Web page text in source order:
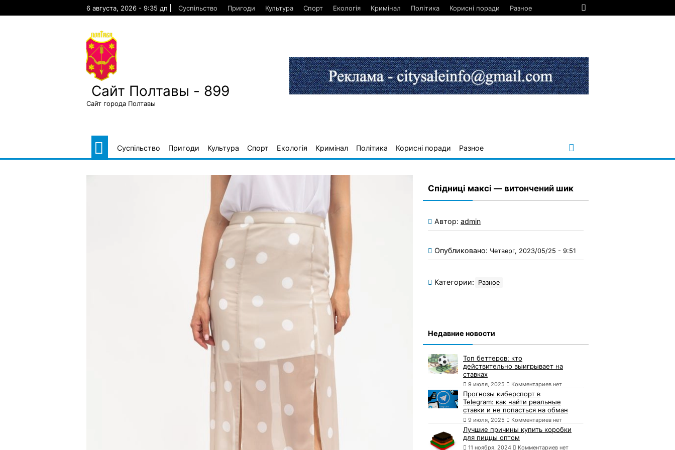
6 августа, 2026 - 9:35 дп Суспільство Пригоди Культура Спорт Екологія Кримінал Політика Корисні поради Разное
Сайт Полтавы - 899
Сайт города Полтавы
Суспільство Пригоди Культура Спорт Екологія Кримінал Політика Корисні поради Разное
Спідниці максі — витончений шик
Автор: admin
Опубликовано: Четверг, 2023/05/25 - 9:51
Категории: Разное
Недавние новости
Топ беттеров: кто
действительно выигрывает на
ставках
9 июля, 2025 Комментариев нет
Прогнозы киберспорт в
Telegram: как найти реальные
ставки и не попасться на обман
9 июля, 2025 Комментариев нет
Лучшие причины купить коробки
для пиццы оптом
11 ноября, 2024 Комментариев нет